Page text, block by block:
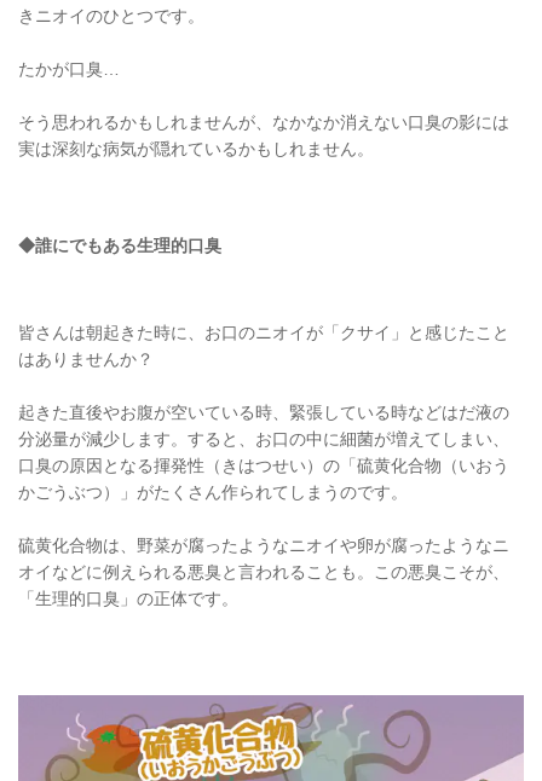
きニオイのひとつです。
たかが口臭…
そう思われるかもしれませんが、なかなか消えない口臭の影には
実は深刻な病気が隠れているかもしれません。
◆誰にでもある生理的口臭
皆さんは朝起きた時に、お口のニオイが「クサイ」と感じたこと
はありませんか？
起きた直後やお腹が空いている時、緊張している時などはだ液の
分泌量が減少します。すると、お口の中に細菌が増えてしまい、
口臭の原因となる揮発性（きはつせい）の「硫黄化合物（いおう
かごうぶつ）」がたくさん作られてしまうのです。
硫黄化合物は、野菜が腐ったようなニオイや卵が腐ったようなニ
オイなどに例えられる悪臭と言われることも。この悪臭こそが、
「生理的口臭」の正体です。